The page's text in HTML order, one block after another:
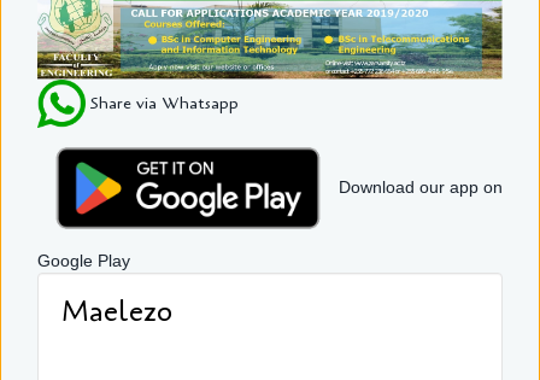
Share via Whatsapp
Download our app on
Google Play
Maelezo